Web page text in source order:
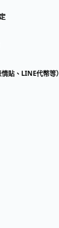
貼、LINE代幣等）